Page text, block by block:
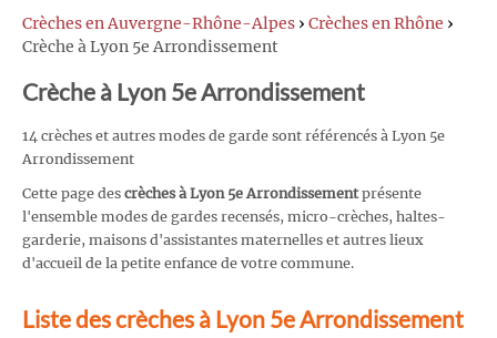
Crèches en Auvergne-Rhône-Alpes › Crèches en Rhône ›
Crèche à Lyon 5e Arrondissement
Crèche à Lyon 5e Arrondissement
14 crèches et autres modes de garde sont référencés à Lyon 5e
Arrondissement
Cette page des crèches à Lyon 5e Arrondissementprésente
l'ensemble modes de gardes recensés, micro-crèches, haltes-
garderie, maisons d'assistantes maternelles et autres lieux
d'accueil de la petite enfance de votre commune.
Liste des crèches à Lyon 5e Arrondissement